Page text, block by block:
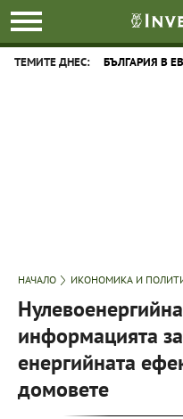
ТЕМИТЕ ДНЕС: БЪЛГАРИЯ В
НАЧАЛО ИКОНОМИКА И
информацията
енергийната
домовете